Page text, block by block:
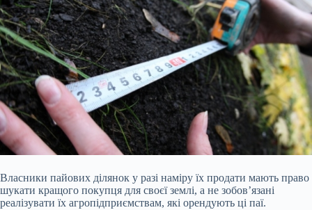
Власники пайових ділянок у разі наміру їх продати мають право
шукати кращого покупця для своєї землі, а не зобов’язані
реалізувати їх агропідприємствам, які орендують ці паї.